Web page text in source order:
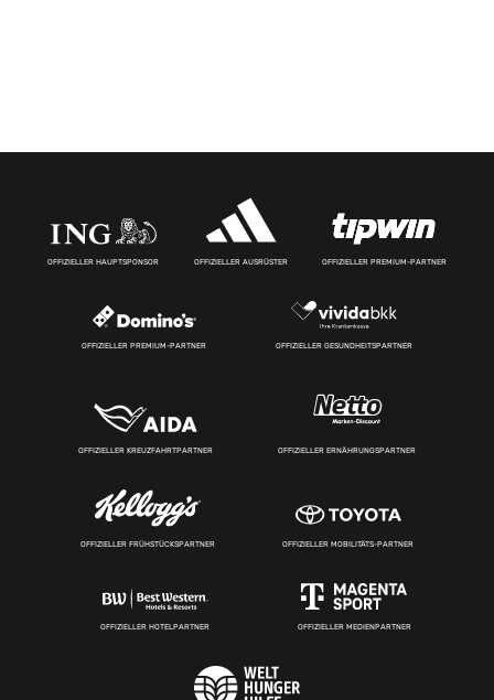
OFFIZIELLER HAUPTSPONSOR OFFIZIELLER AUSRÜSTER OFFIZIELLER PREMIUM-PARTNER
OFFIZIELLER PREMIUM-PARTNER OFFIZIELLER GESUNDHEITSPARTNER
OFFIZIELLER KREUZFAHRTPARTNER OFFIZIELLER ERNÄHRUNGSPARTNER
OFFIZIELLER FRÜHSTÜCKSPARTNER OFFIZIELLER MOBILITÄTS-PARTNER
OFFIZIELLER HOTELPARTNER OFFIZIELLER MEDIENPARTNER